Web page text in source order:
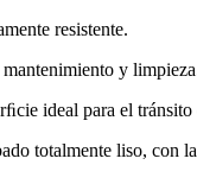
resistente.
y
ideal para el
totalmente liso, con